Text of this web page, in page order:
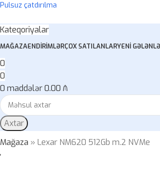
Pulsuz çatdırılma
Kateqoriyalar
MAĞAZAENDIRIMLƏRÇOX SATILANLARYENI
0
0
0 maddələr0.00 ₼
Axtar
Mağaza »Lexar NM620 512Gb m.2 NVMe